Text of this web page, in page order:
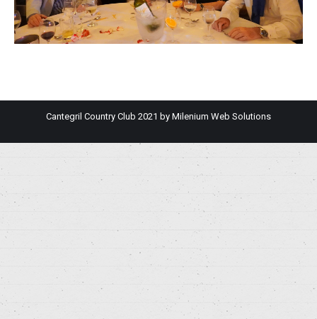
Cantegril Country Club 2021 by Milenium Web Solutions